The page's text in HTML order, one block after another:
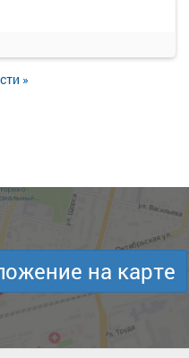
»
на карте